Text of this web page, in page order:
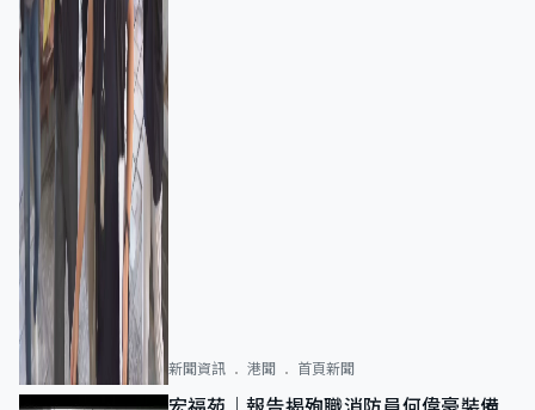
新聞資訊 港聞 首頁新聞